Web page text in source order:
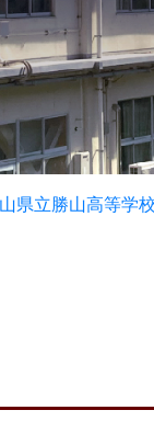
県立勝山高等学